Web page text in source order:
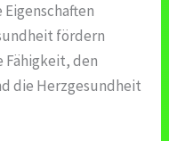
fördern
Fähigkeit, den
die Herzgesundheit